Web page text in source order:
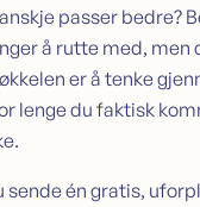
passer bedre?
å rutte med, men
er å tenke
lenge du faktisk
sende én gratis,